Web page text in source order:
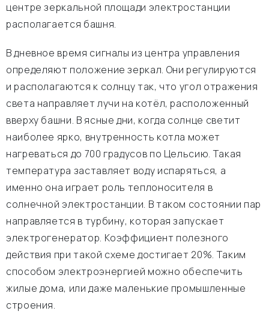
центре зеркальной площади электростанции
располагается башня.
В дневное время сигналы из центра управления
определяют положение зеркал. Они регулируются
и располагаются к солнцу так, что угол отражения
света направляет лучи на котёл, расположенный
вверху башни. В ясные дни, когда солнце светит
наиболее ярко, внутренность котла может
нагреваться до 700 градусов по Цельсию. Такая
температура заставляет воду испаряться, а
именно она играет роль теплоносителя в
солнечной электростанции. В таком состоянии пар
направляется в турбину, которая запускает
электрогенератор. Коэффициент полезного
действия при такой схеме достигает 20%. Таким
способом электроэнергией можно обеспечить
жилые дома, или даже маленькие промышленные
строения.